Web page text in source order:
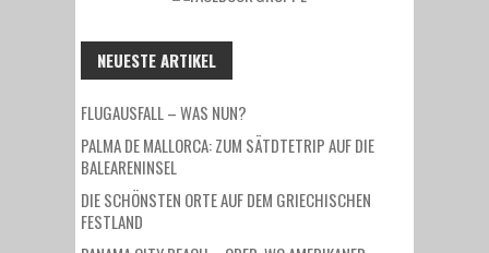
NEUESTE ARTIKEL
FLUGAUSFALL – WAS NUN?
PALMA DE MALLORCA: ZUM SÄTDTETRIP AUF DIE
BALEARENINSEL
DIE SCHÖNSTEN ORTE AUF DEM GRIECHISCHEN
FESTLAND